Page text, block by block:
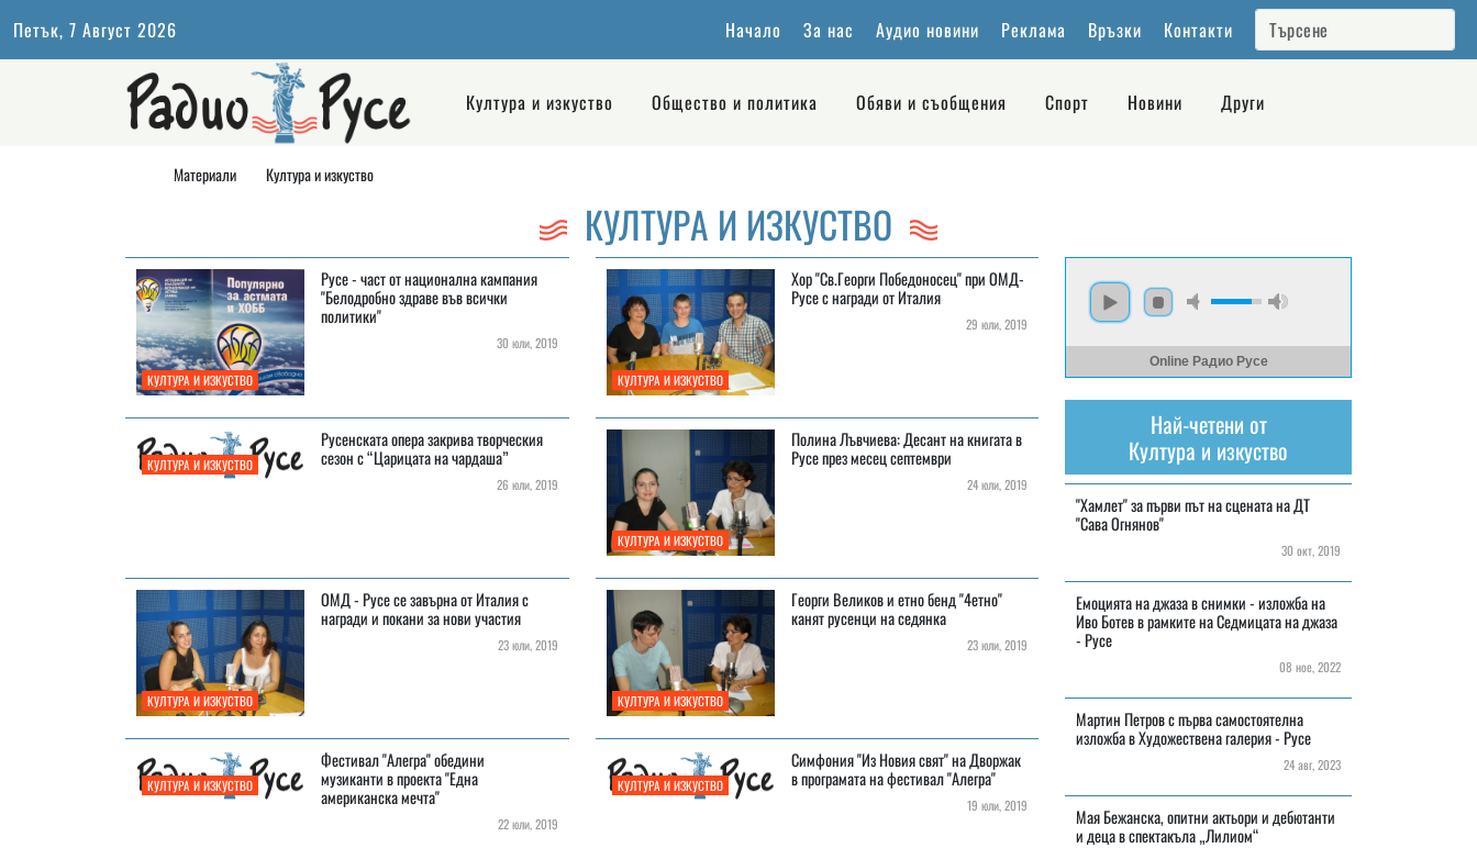
Петък, 7 Август 2026 Начало За нас Аудио новини Реклама Връзки Контакти
Култура и изкуство Общество и политика Обяви и съобщения Спорт Новини Други
Материали Култура и изкуство
КУЛТУРА И ИЗКУСТВО
КУЛТУРА И ИЗКУСТВО
Русе - част от национална кампания
"Белодробно здраве във всички
политики"
30 юли, 2019
КУЛТУРА И ИЗКУСТВО
Хор "Св.Георги Победоносец" при ОМД-
Русе с награди от Италия
29 юли, 2019
КУЛТУРА И ИЗКУСТВО
Русенската опера закрива творческия
сезон с “Царицата на чардаша”
26 юли, 2019
КУЛТУРА И ИЗКУСТВО
Полина Лъвчиева: Десант на книгата в
Русе през месец септември
24 юли, 2019
КУЛТУРА И ИЗКУСТВО
ОМД - Русе се завърна от Италия с
награди и покани за нови участия
23 юли, 2019
КУЛТУРА И ИЗКУСТВО
Георги Великов и етно бенд "4етно"
канят русенци на седянка
23 юли, 2019
КУЛТУРА И ИЗКУСТВО
Фестивал "Алегра" обедини
музиканти в проекта "Една
американска мечта"
22 юли, 2019
КУЛТУРА И ИЗКУСТВО
Симфония "Из Новия свят" на Дворжак
в програмата на фестивал "Алегра"
19 юли, 2019
Online Радио Русе
Най-четени от
Култура и изкуство
"Хамлет" за първи път на сцената на ДТ
"Сава Огнянов"
30 окт, 2019
Емоцията на джаза в снимки - изложба на
Иво Ботев в рамките на Седмицата на джаза
- Русе
08 ное, 2022
Мартин Петров с първа самостоятелна
изложба в Художествена галерия - Русе
24 авг, 2023
Мая Бежанска, опитни актьори и дебютанти
и деца в спектакъла „Лилиом“